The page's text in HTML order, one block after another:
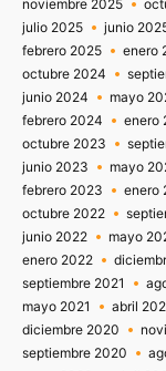
noviembre 2025
julio 2025
junio
febrero 2025
enero
octubre 2024
junio 2024
mayo
febrero 2024
enero
octubre 2023
junio 2023
mayo
febrero 2023
enero
octubre 2022
junio 2022
mayo
enero 2022
septiembre 2021
mayo 2021
abril
diciembre 2020
septiembre 2020